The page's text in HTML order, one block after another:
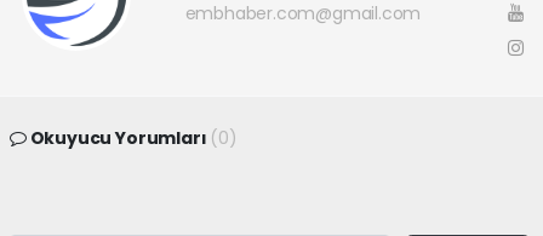
embhaber.com@gmail.com
Okuyucu Yorumları (0)